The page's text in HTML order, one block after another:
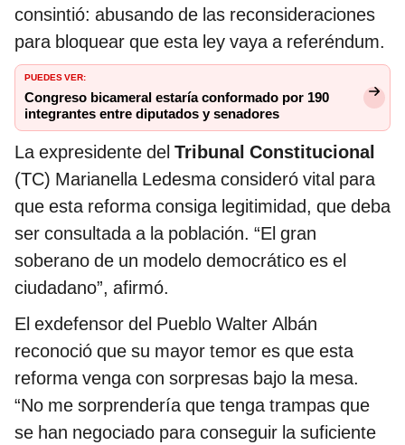
consintió: abusando de las reconsideraciones
para bloquear que esta ley vaya a referéndum.
PUEDES VER:
Congreso bicameral estaría conformado por 190
integrantes entre diputados y senadores
La expresidente del Tribunal Constitucional
(TC) Marianella Ledesma consideró vital para
que esta reforma consiga legitimidad, que deba
ser consultada a la población. “El gran
soberano de un modelo democrático es el
ciudadano”, afirmó.
El exdefensor del Pueblo Walter Albán
reconoció que su mayor temor es que esta
reforma venga con sorpresas bajo la mesa.
“No me sorprendería que tenga trampas que
se han negociado para conseguir la suficiente